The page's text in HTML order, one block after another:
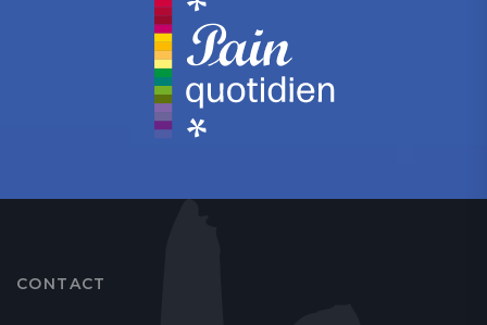
CONTACT